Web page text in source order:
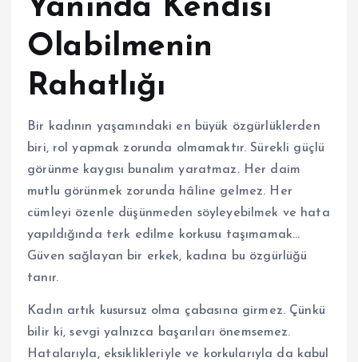
Yanında Kendisi
Olabilmenin
Rahatlığı
Bir kadının yaşamındaki en büyük özgürlüklerden
biri, rol yapmak zorunda olmamaktır. Sürekli güçlü
görünme kaygısı bunalım yaratmaz. Her daim
mutlu görünmek zorunda hâline gelmez. Her
cümleyi özenle düşünmeden söyleyebilmek ve hata
yapıldığında terk edilme korkusu taşımamak…
Güven sağlayan bir erkek, kadına bu özgürlüğü
tanır.
Kadın artık kusursuz olma çabasına girmez. Çünkü
bilir ki, sevgi yalnızca başarıları önemsemez.
Hatalarıyla, eksiklikleriyle ve korkularıyla da kabul